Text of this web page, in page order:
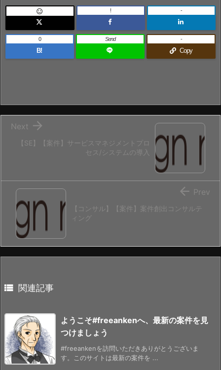
 ! -
B!
0 Send
Copy
-
【SE】【案件】サービスマネジメントプロ
セス/システムの導入

Next
【コンサル】【案件】案件創出コンサルテ
ィング
 Prev
 関連記事
ようこそ#freeankenへ、最新の案件を見
つけましょう
#freeankenを訪問いただきありがとうございま
す。このサイトは最新の案件を ...